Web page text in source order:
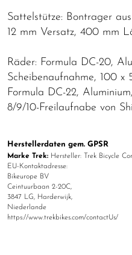
Sattelstütze: Bontrager
12 mm Versatz, 400 mm
Räder: Formula DC-20,
Scheibenaufnahme, 100 x
Formula DC-22,
8/9/10-Freilaufnabe von
Herstellerdaten gem. GPSR
Marke Trek: Hersteller: Trek Bicycle
EU-Kontaktadresse:
Bikeurope BV
Ceintuurbaan 2-20C,
3847 LG, Harderwijk,
Niederlande
https://www.trekbikes.com/contactUs/